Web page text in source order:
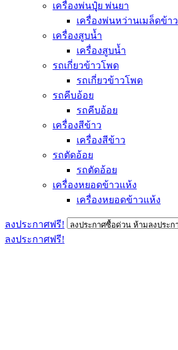
เครื่องพ่นปุุ๋ย พ่นยา
เครื่องพ่นหว่านเมล็ดข้าว
เครื่องสูบน้ำ
เครื่องสูบน้ำ
รถเกี่ยวข้าวโพด
รถเกี่ยวข้าวโพด
รถคีบอ้อย
รถคีบอ้อย
เครื่องสีข้าว
เครื่องสีข้าว
รถตัดอ้อย
รถตัดอ้อย
เครื่องหยอดข้าวแห้ง
เครื่องหยอดข้าวแห้ง
ลงประกาศฟรี!
ลงประกาศฟรี!